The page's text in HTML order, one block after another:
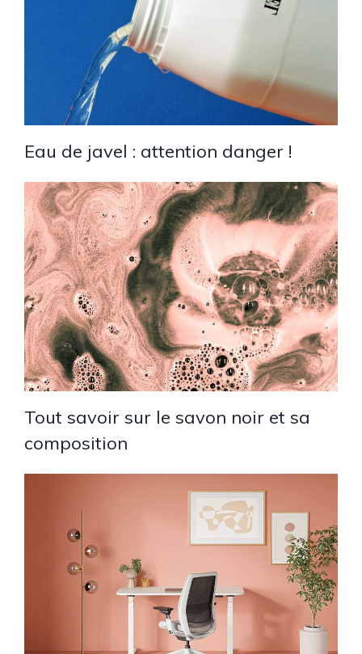
Eau de javel : attention danger !
Tout savoir sur le savon noir et sa
composition